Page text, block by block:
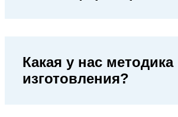
Какая у нас методика
изготовления?